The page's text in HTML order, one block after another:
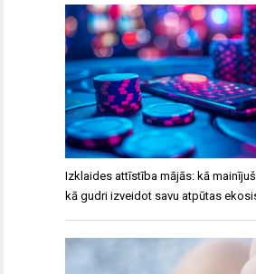
Izklaides attīstība mājās: kā
kā gudri izveidot savu atpūtas